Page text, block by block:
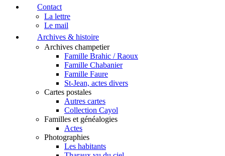
Contact
La lettre
Le mail
Archives & histoire
Archives champetier
Famille Brahic / Raoux
Famille Chabanier
Famille Faure
St-Jean, actes divers
Cartes postales
Autres cartes
Collection Cayol
Familles et généalogies
Actes
Photographies
Les habitants